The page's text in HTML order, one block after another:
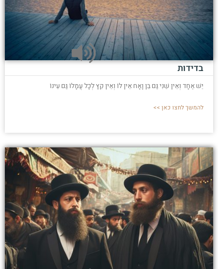
בדידות
יֵשׁ אֶחָד וְאֵין שֵׁנִי גַּם בֵּן וָאָח אֵין לוֹ וְאֵין קֵץ לְכָל עֲמָלוֹ גַּם עֵינוֹ
להמשך לחצו כאן >>